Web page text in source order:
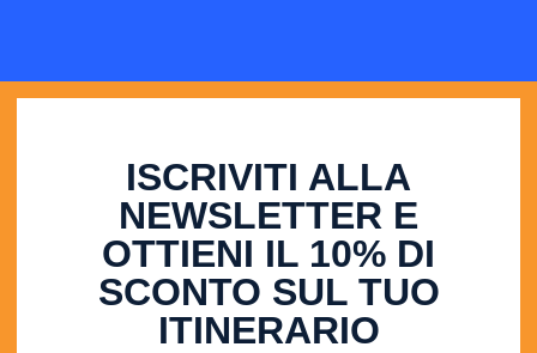
ISCRIVITI ALLA
NEWSLETTER E
OTTIENI IL 10% DI
SCONTO SUL TUO
ITINERARIO